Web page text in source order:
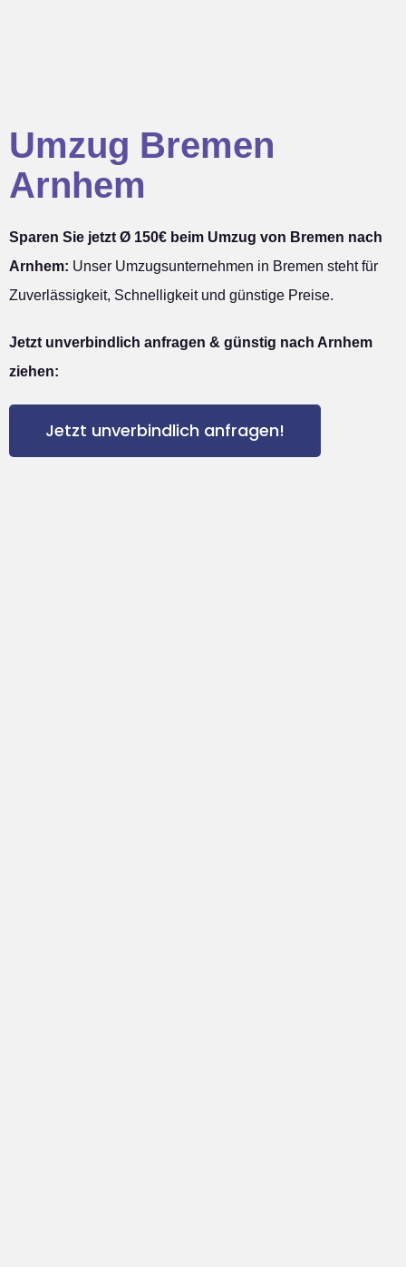
Umzug Bremen
Arnhem
Sparen Sie jetzt Ø 150€ beim Umzug von Bremen nach
Arnhem: Unser Umzugsunternehmen in Bremen steht für
Zuverlässigkeit, Schnelligkeit und günstige Preise.
Jetzt unverbindlich anfragen & günstig nach Arnhem
ziehen:
Jetzt unverbindlich anfragen!